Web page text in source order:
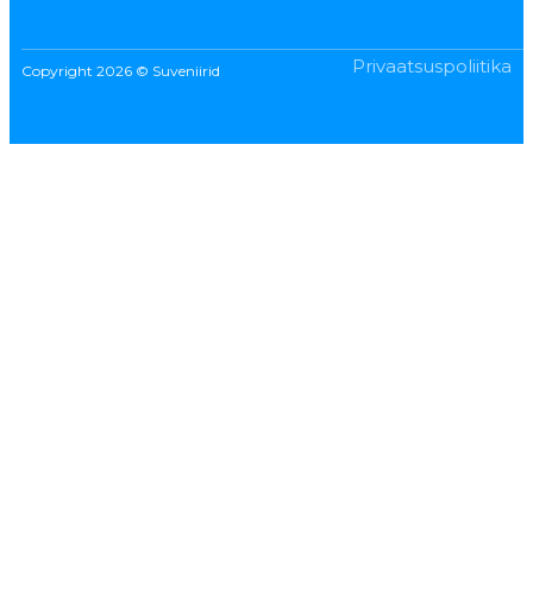
Copyright 2026 © Suveniirid Privaatsuspoliitika